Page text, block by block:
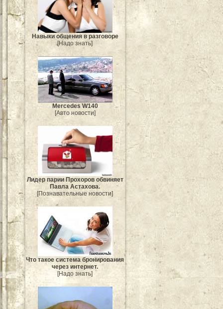
Навыки общения в разговоре
[Надо знать]
Mercedes W140
[Авто новости]
Лидер парии Прохоров обвиняет
Павла Астахова.
[Познавательные новости]
Что такое система бронирования
через интернет.
[Надо знать]